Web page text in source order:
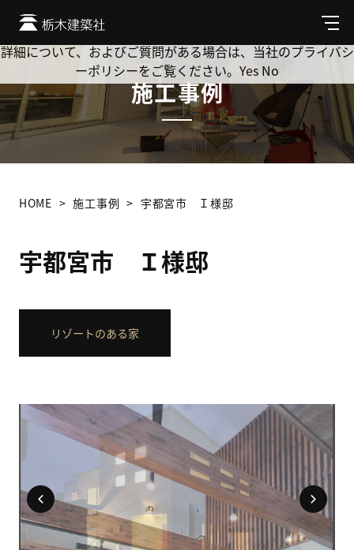
メ
ニ
ュ
施工事例
HOME 施工事例 宇都宮市 Ｉ様邸
宇都宮市 Ｉ様邸
リゾートのある家
Cookie を使用して、お客様の活動を追跡してもよろしいです
か? 当社ではお客様のプライバシーを極めて重視しています。
詳細について、およびご質問がある場合は、当社のプライバシ
ーポリシーをご覧ください。 Yes No